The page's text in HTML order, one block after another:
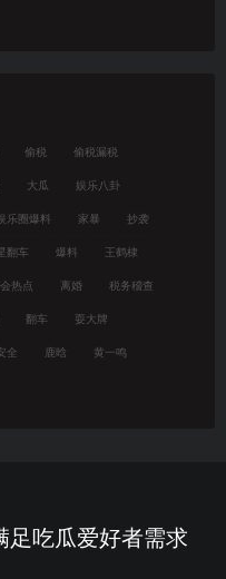
偷税 偷税漏税
大瓜 娱乐八卦
乐圈爆料 家暴 抄袭
翻车 爆料 王鹤棣
热点 离婚 税务稽查
翻车 耍大牌
全 鹿晗 黄一鸣
足吃瓜爱好者需求